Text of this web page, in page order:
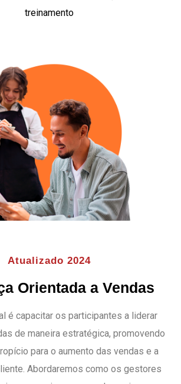
treinamento
Atualizado 2024
Orientada a Vendas
é capacitar os participantes a liderar
de maneira estratégica, promovendo
para o aumento das vendas e a
Abordaremos como os gestores